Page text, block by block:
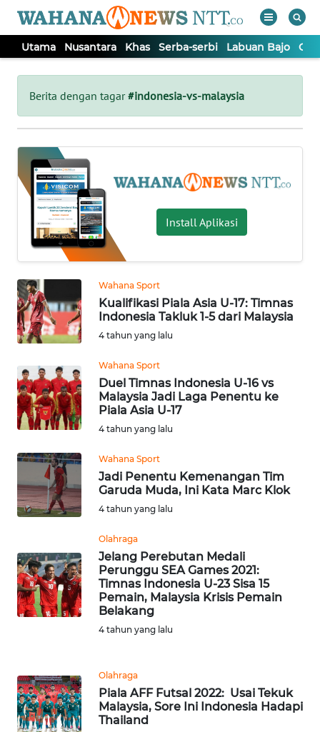
Utama Nusantara Khas Serba-serbi Labuan Bajo
Berita dengan tagar#indonesia-vs-malaysia
Install Aplikasi
Wahana Sport
Kualifikasi Piala Asia U-17: Timnas
Indonesia Takluk 1-5 dari Malaysia
4 tahun yang lalu
Wahana Sport
Duel Timnas Indonesia U-16 vs
Malaysia Jadi Laga Penentu ke
Piala Asia U-17
4 tahun yang lalu
Wahana Sport
Jadi Penentu Kemenangan Tim
Garuda Muda, Ini Kata Marc Klok
4 tahun yang lalu
Olahraga
Jelang Perebutan Medali
Perunggu SEA Games 2021:
Timnas Indonesia U-23 Sisa 15
Pemain, Malaysia Krisis Pemain
Belakang
4 tahun yang lalu
Olahraga
Piala AFF Futsal 2022: Usai Tekuk
Malaysia, Sore Ini Indonesia Hadapi
Thailand
Tutup
UTAMA
NUSANTARA
KHAS
SERBA-
SERBI
LABUAN
BAJO
OPINI
Informasi
INDEKS
KONTAK
KAMI
IKLAN
TENTANG
KAMI
SIBER
REDAKSI